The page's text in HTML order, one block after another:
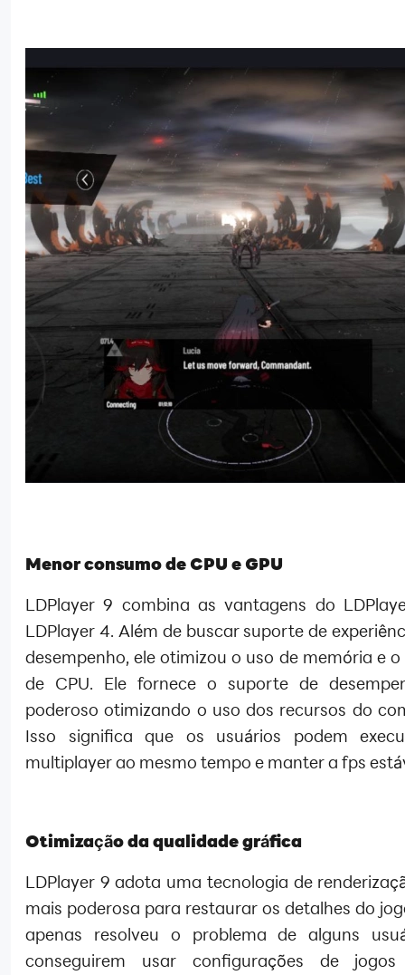
Menor consumo de CPU e GPU
LDPlayer 9 combina as vantagens do
LDPlayer 4. Além de buscar suporte de
desempenho, ele otimizou o uso de memória e
de CPU. Ele fornece o suporte de
poderoso otimizando o uso dos recursos do
Isso significa que os usuários podem
multiplayer ao mesmo tempo e manter a fps
Otimização da qualidade gráfica
LDPlayer 9 adota uma tecnologia de
mais poderosa para restaurar os detalhes do
apenas resolveu o problema de alguns
conseguirem usar configurações de